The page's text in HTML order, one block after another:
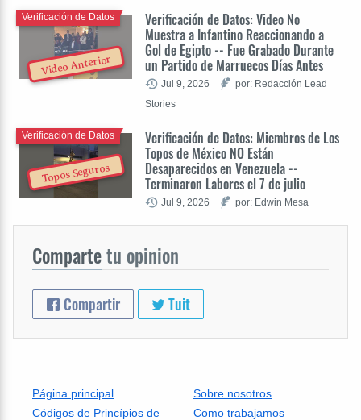
Video Anterior
Verificación de Datos: Video No
Muestra a Infantino Reaccionando a
Gol de Egipto -- Fue Grabado Durante
un Partido de Marruecos Días Antes
Verificación de Datos
Jul 9, 2026
por: Redacción Lead
Stories
Topos Seguros
Verificación de Datos: Miembros de Los
Topos de México NO Están
Desaparecidos en Venezuela --
Terminaron Labores el 7 de julio
Verificación de Datos
Jul 9, 2026 por: Edwin Mesa
Compartetu opinion
Compartir Tuit
Página principal
Sobre nosotros
Códigos de Princípios de
Como trabajamos